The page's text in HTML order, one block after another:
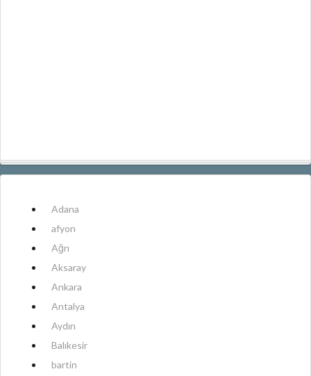
Adana
afyon
Ağrı
Aksaray
Ankara
Antalya
Aydın
Balıkesir
bartin